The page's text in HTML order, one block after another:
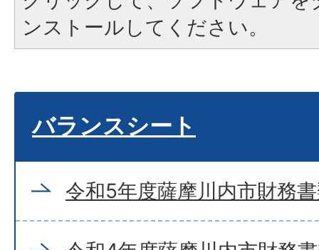
ンストールしてください。
バランスシート
令和5年度薩摩川内市財務